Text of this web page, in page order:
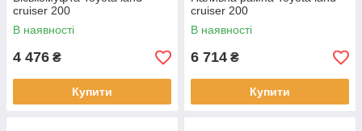
cruiser 200
В наявності
4 476 ₴
Купити
cruiser 200
В наявності
6 714 ₴
Купити